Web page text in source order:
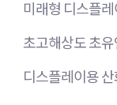
미래형 디스플
초고해상도 초
디스플레이용